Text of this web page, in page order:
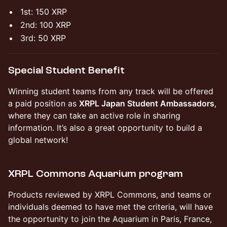
1st: 150 XRP
2nd: 100 XRP
3rd: 50 XRP
Special Student Benefit
Winning student teams from any track will be offered
a paid position as XRPL Japan Student Ambassadors,
where they can take an active role in sharing
information. It’s also a great opportunity to build a
global network!
XRPL Commons Aquarium program
Products reviewed by XRPL Commons, and teams or
individuals deemed to have met the criteria, will have
the opportunity to join the Aquarium in Paris, France,